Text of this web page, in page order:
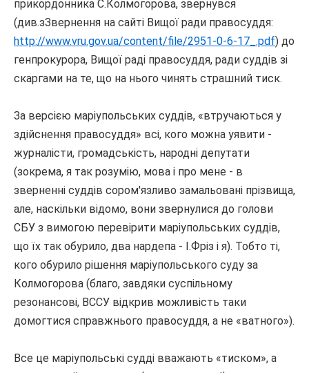
прикордонника С.Колмогорова, звернувся
(див.зЗвернення на сайті Вищої ради правосуддя:
http://www.vru.gov.ua/content/file/2951-0-6-17_.pdf) до
генпрокурора, Вищої раді правосуддя, ради суддів зі
скаргами на те, що на нього чинять страшний тиск.
За версією маріупольських суддів, «втручаються у
здійснення правосуддя» всі, кого можна уявити -
журналісти, громадськість, народні депутати
(зокрема, я так розумію, мова і про мене - в
зверненні суддів сором'язливо замальовані прізвища,
але, наскільки відомо, вони звернулися до голови
СБУ з вимогою перевірити маріупольських суддів,
що їх так обурило, два нардепа - І.Фріз і я). Тобто ті,
кого обурило рішення маріупольського суду за
Колмогорова (благо, завдяки суспільному
резонансові, ВССУ відкрив можливість таки
домогтися справжнього правосуддя, а не «ватного»).
Все це маріупольські судді вважають «тиском», а